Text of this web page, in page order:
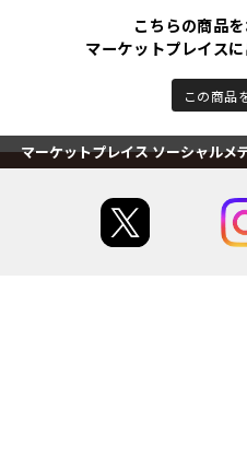
こちらの商品
マーケットプレイス
この商品
マーケットプレイス ソーシャルメ